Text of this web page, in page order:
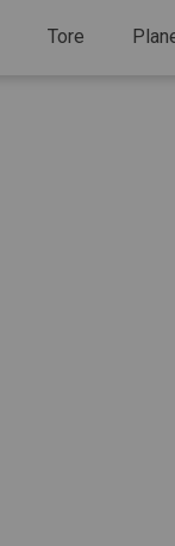
Tore